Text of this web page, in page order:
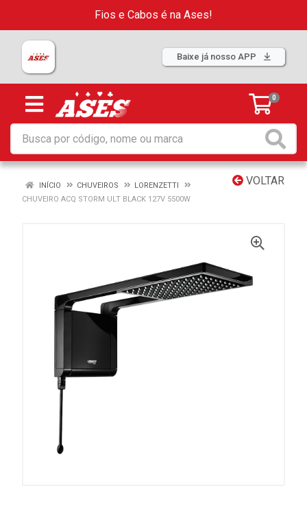
Fios e Cabos é na Ases!
Baixe já nosso APP
0
VOLTAR
INÍCIO CHUVEIROS
LORENZETTI
CHUVEIRO ACQ STORM ULT BLACK 127V 5500W